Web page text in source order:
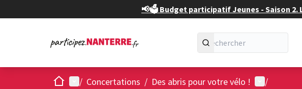
📢🗳️ Budget participatif Jeunes - Saison 2.
AccueilMenu principal
/ Concertations / Des abris pour votre vélo ! Menu
/